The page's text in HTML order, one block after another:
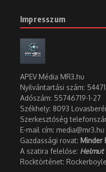
Impresszum
APEV Média MR3.hu
Nyilvántartási szám:
Adószám: 55746719-1-27
Székhely: 8093
Szerkesztőség
E-mail cím: media@mr3.hu
Gazdassági rovat: Minder
A szatira felelőse: Helmut
Rocktörténet: